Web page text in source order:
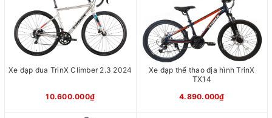
Xe đạp đua TrinX Climber 2.3 2024
10.600.000₫
Xe đạp thể thao địa hình TrinX
TX14
4.890.000₫